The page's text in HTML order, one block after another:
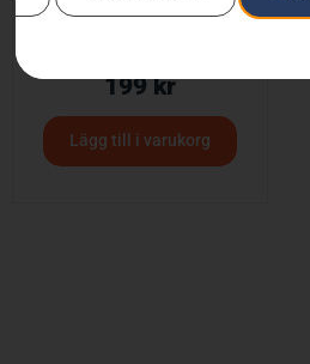
199kr
Lägg till i varukorg